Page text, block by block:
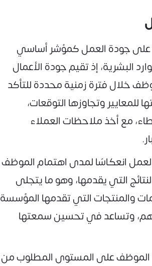
جودة العمل كمؤشر أساسي
البشرية، إذ تقيم جودة الأعمال
خلال فترة زمنية محددة للتأكد
للمعايير وتجاوزها التوقعات،
مع أخذ ملاحظات العملاء
انعكاسًا لمدى اهتمام الموظف
التي يقدمها، وهو ما يتجلى
والمنتجات التي تقدمها المؤسسة
وتساعد في تحسين سمعتها
الموظف على المستوى المطلوب من